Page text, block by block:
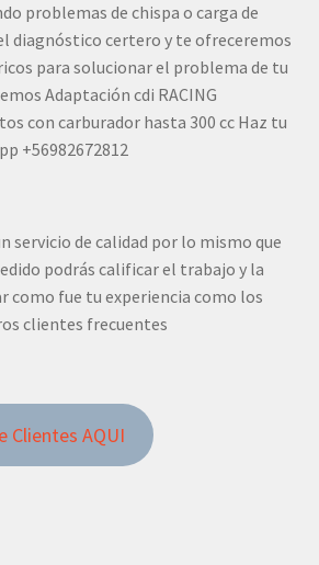
problemas de chispa o carga de
diagnóstico certero y te ofreceremos
para solucionar el problema de tu
Adaptación cdi RACING
con carburador hasta 300 cc Haz tu
+56982672812
servicio de calidad por lo mismo que
podrás calificar el trabajo y la
como fue tu experiencia como los
clientes frecuentes
Clientes AQUI